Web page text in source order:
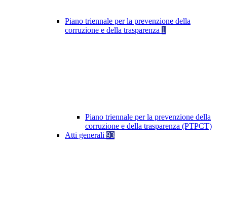
Piano triennale per la prevenzione della
corruzione e della trasparenza 1
Piano triennale per la prevenzione della
corruzione e della trasparenza (PTPCT)
Atti generali 93